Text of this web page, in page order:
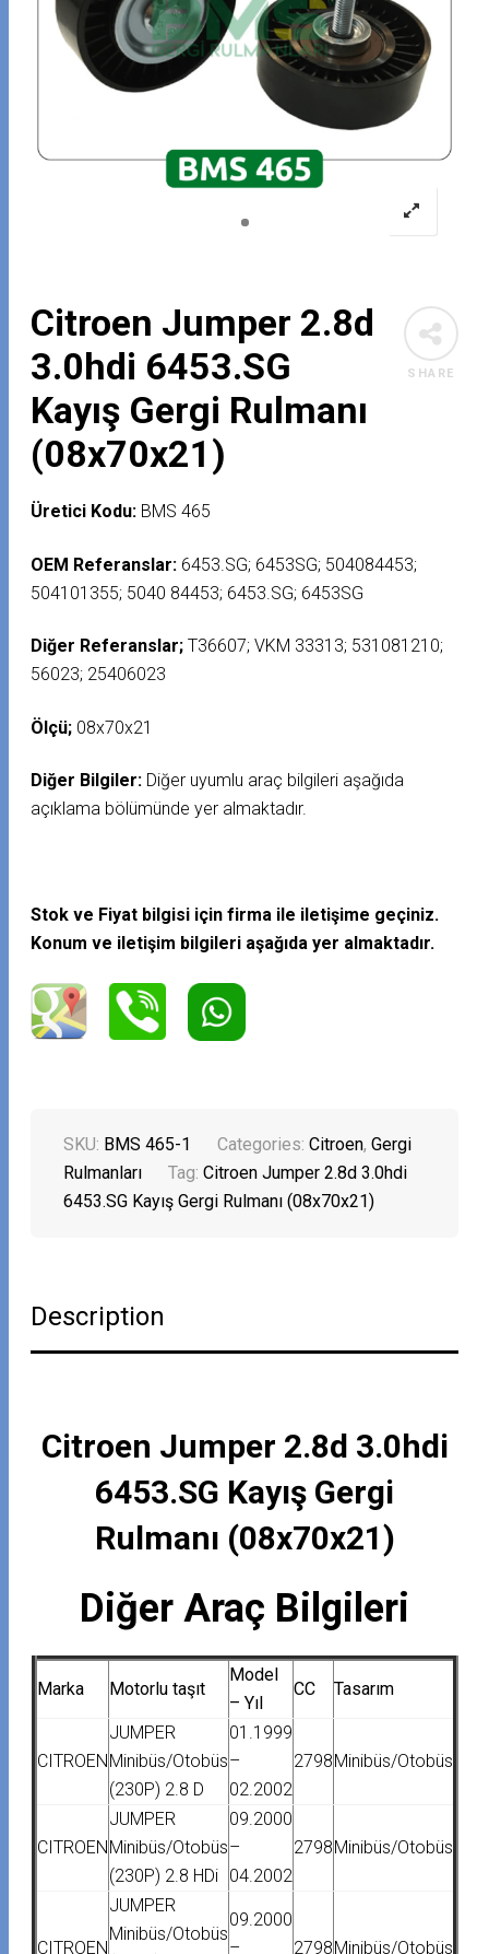
SHARE
Citroen Jumper 2.8d
3.0hdi 6453.SG
Kayış Gergi Rulmanı
(08x70x21)
Üretici Kodu: BMS 465
OEM Referanslar: 6453.SG; 6453SG; 504084453;
504101355; 5040 84453; 6453.SG; 6453SG
Diğer Referanslar; T36607; VKM 33313; 531081210;
56023; 25406023
Ölçü; 08x70x21
Diğer Bilgiler: Diğer uyumlu araç bilgileri aşağıda
açıklama bölümünde yer almaktadır.
Stok ve Fiyat bilgisi için firma ile iletişime geçiniz.
Konum ve iletişim bilgileri aşağıda yer almaktadır.
SKU: BMS 465-1 Categories:Citroen,Gergi
Rulmanları
Tag:Citroen Jumper 2.8d 3.0hdi
6453.SG Kayış Gergi Rulmanı (08x70x21)
Description
Citroen Jumper 2.8d 3.0hdi
6453.SG Kayış Gergi
Rulmanı (08x70x21)
Diğer Araç Bilgileri
Marka Motorlu taşıt
Model
– Yıl
CC Tasarım
CITROEN
JUMPER
Minibüs/Otobüs
(230P) 2.8 D
01.1999
–
02.2002
2798Minibüs/Otobüs
CITROEN
JUMPER
Minibüs/Otobüs
(230P) 2.8 HDi
09.2000
–
04.2002
2798Minibüs/Otobüs
CITROEN
JUMPER
Minibüs/Otobüs
09.2000
–
2798Minibüs/Otobüs